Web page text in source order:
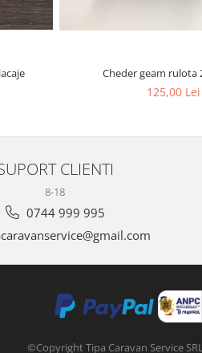
Cheder geam rulota
125,00 Lei
CLIENTI
8-18
0744 999 995
©Copyright Tipa Caravan Service